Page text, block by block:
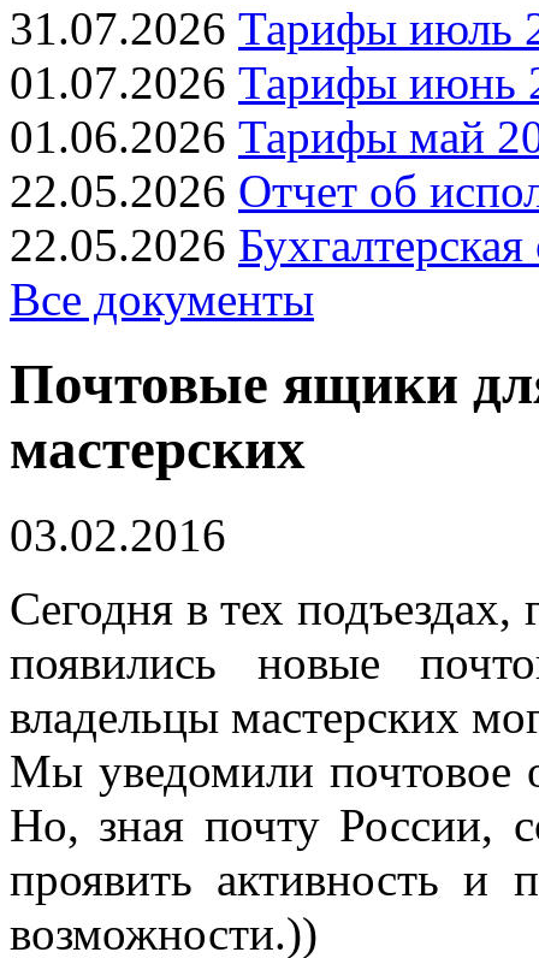
31.07.2026 Тарифы июль
01.07.2026 Тарифы июнь
01.06.2026 Тарифы май
22.05.2026 Отчет об
22.05.2026
Все документы
Почтовые ящики
мастерских
03.02.2016
Сегодня в тех подъездах,
появились новые
владельцы мастерских
Мы уведомили почтовое
Но, зная почту России,
проявить активность и
возможности.))